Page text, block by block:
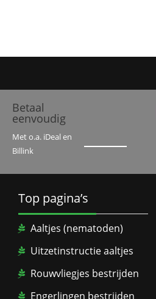
Betaal
eenvoudig
Met o.a. iDeal en
Billink
Top pagina’s
Aaltjes (nematoden)
Uitzetinstructie aaltjes
Rouwvliegjes bestrijden
Engerlingen bestrijden